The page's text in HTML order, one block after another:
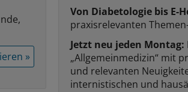
»
Von Diabetologie bis E-
praxisrelevanten
Jetzt neu jeden Montag:
„Allgemeinmedizin“ mit
und relevanten
internistischen und